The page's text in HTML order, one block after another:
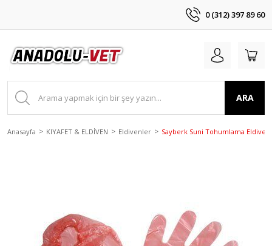
0 (312) 397 89 60
ARA
Anasayfa KIYAFET & ELDİVEN Eldivenler Sayberk Suni Tohumlama